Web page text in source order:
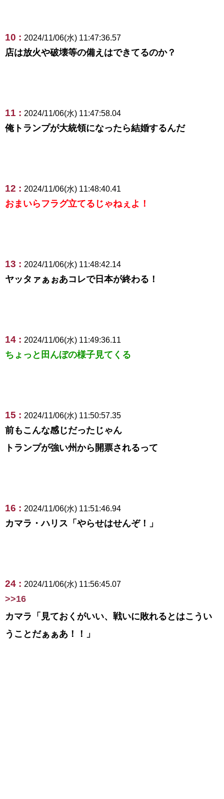
10 : 2024/11/06(水) 11:47:36.57
店は放火や破壊等の備えはできてるのか？
11 : 2024/11/06(水) 11:47:58.04
俺トランプが大統領になったら結婚するんだ
12 : 2024/11/06(水) 11:48:40.41
おまいらフラグ立てるじゃねぇよ！
13 : 2024/11/06(水) 11:48:42.14
ヤッタァぁぉあコレで日本が終わる！
14 : 2024/11/06(水) 11:49:36.11
ちょっと田んぼの様子見てくる
15 : 2024/11/06(水) 11:50:57.35
前もこんな感じだったじゃん
トランプが強い州から開票されるって
16 : 2024/11/06(水) 11:51:46.94
カマラ・ハリス「やらせはせんぞ！」
24 : 2024/11/06(水) 11:56:45.07
>>16
カマラ「見ておくがいい、戦いに敗れるとはこうい
うことだぁぁあ！！」